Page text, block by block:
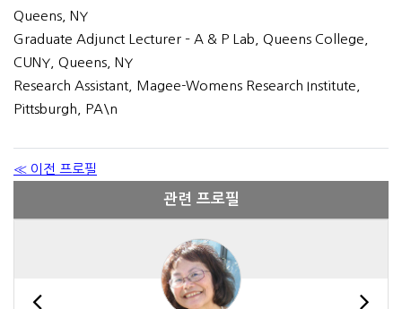
Queens, NY
Graduate Adjunct Lecturer – A & P Lab, Queens College,
CUNY, Queens, NY
Research Assistant, Magee-Womens Research Institute,
Pittsburgh, PA\n
≪ 이전 프로필
관련 프로필